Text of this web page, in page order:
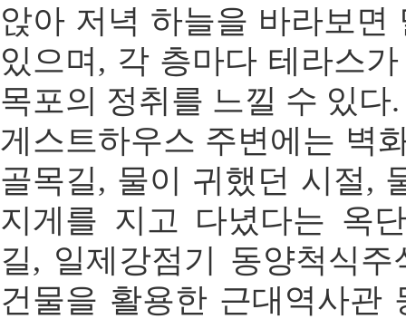
앉아 저녁 하늘을 바라보면
있으며, 각 층마다 테라스
목포의 정취를 느낄 수 있다.
게스트하우스 주변에는 벽
골목길, 물이 귀했던 시절,
지게를 지고 다녔다는 옥
길, 일제강점기 동양척식
건물을 활용한 근대역사관